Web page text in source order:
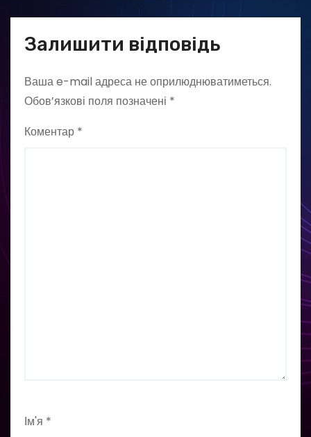
Залишити відповідь
Ваша e-mail адреса не оприлюднюватиметься.
Обов’язкові поля позначені *
Коментар *
Ім'я *